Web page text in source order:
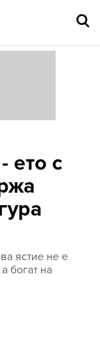
ето с
ястие не е
богат на